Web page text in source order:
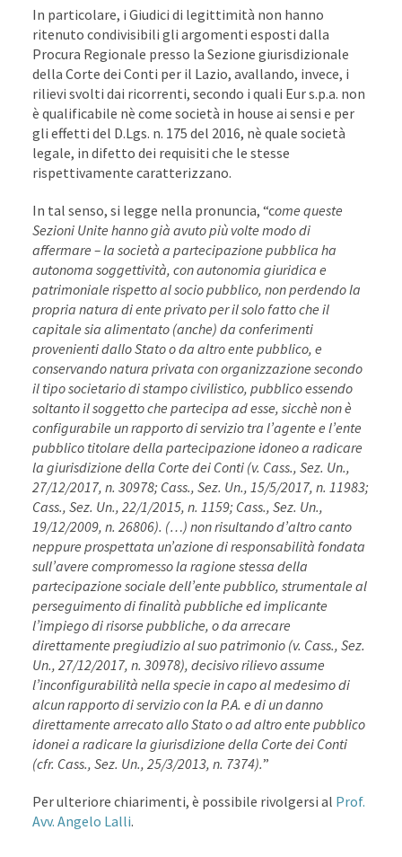
In particolare, i Giudici di legittimità non hanno
ritenuto condivisibili gli argomenti esposti dalla
Procura Regionale presso la Sezione giurisdizionale
della Corte dei Conti per il Lazio, avallando, invece, i
rilievi svolti dai ricorrenti, secondo i quali Eur s.p.a. non
è qualificabile nè come società in house ai sensi e per
gli effetti del D.Lgs. n. 175 del 2016, nè quale società
legale, in difetto dei requisiti che le stesse
rispettivamente caratterizzano.
In tal senso, si legge nella pronuncia, “come queste
Sezioni Unite hanno già avuto più volte modo di
affermare – la società a partecipazione pubblica ha
autonoma soggettività, con autonomia giuridica e
patrimoniale rispetto al socio pubblico, non perdendo la
propria natura di ente privato per il solo fatto che il
capitale sia alimentato (anche) da conferimenti
provenienti dallo Stato o da altro ente pubblico, e
conservando natura privata con organizzazione secondo
il tipo societario di stampo civilistico, pubblico essendo
soltanto il soggetto che partecipa ad esse, sicchè non è
configurabile un rapporto di servizio tra l’agente e l’ente
pubblico titolare della partecipazione idoneo a radicare
la giurisdizione della Corte dei Conti (v. Cass., Sez. Un.,
27/12/2017, n. 30978; Cass., Sez. Un., 15/5/2017, n. 11983;
Cass., Sez. Un., 22/1/2015, n. 1159; Cass., Sez. Un.,
19/12/2009, n. 26806). (…) non risultando d’altro canto
neppure prospettata un’azione di responsabilità fondata
sull’avere compromesso la ragione stessa della
partecipazione sociale dell’ente pubblico, strumentale al
perseguimento di finalità pubbliche ed implicante
l’impiego di risorse pubbliche, o da arrecare
direttamente pregiudizio al suo patrimonio (v. Cass., Sez.
Un., 27/12/2017, n. 30978), decisivo rilievo assume
l’inconfigurabilità nella specie in capo al medesimo di
alcun rapporto di servizio con la P.A. e di un danno
direttamente arrecato allo Stato o ad altro ente pubblico
idonei a radicare la giurisdizione della Corte dei Conti
(cfr. Cass., Sez. Un., 25/3/2013, n. 7374).”
Per ulteriore chiarimenti, è possibile rivolgersi al Prof.
Avv. Angelo Lalli.